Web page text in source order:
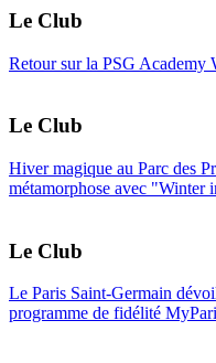
Le Club
Retour sur la PSG Academy
Le Club
Hiver magique au Parc des
métamorphose avec "Winter
Le Club
Le Paris Saint-Germain
programme de fidélité